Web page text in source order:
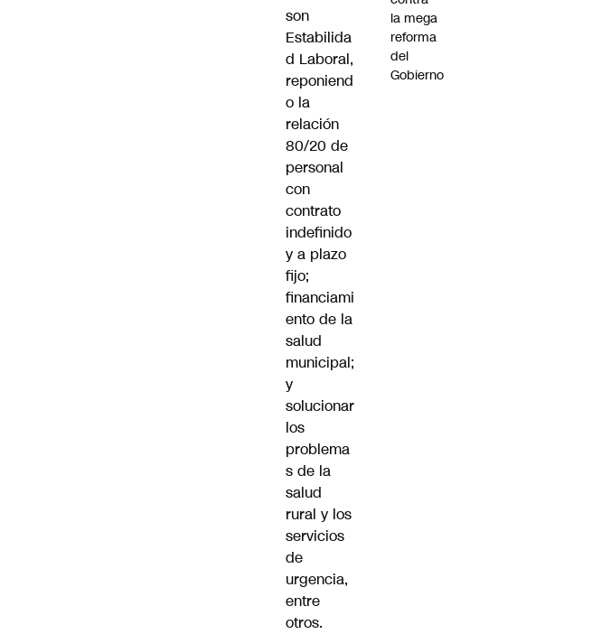
son
Estabilida
d Laboral,
reponiend
o la
relación
80/20 de
personal
con
contrato
indefinido
y a plazo
fijo;
financiami
ento de la
salud
municipal;
y
solucionar
los
problema
s de la
salud
rural y los
servicios
de
urgencia,
entre
otros.
la mega
reforma
del
Gobierno